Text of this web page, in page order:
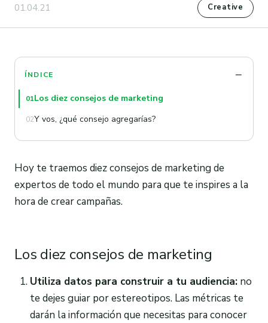
01.04.21 Creative
ÍNDICE
01Los diez consejos de marketing
02Y vos, ¿qué consejo agregarías?
Hoy te traemos diez consejos de marketing de
expertos de todo el mundo para que te inspires a la
hora de crear campañas.
Los diez consejos de marketing
Utiliza datos para construir a tu audiencia:no
te dejes guiar por estereotipos. Las métricas te
darán la información que necesitas para conocer